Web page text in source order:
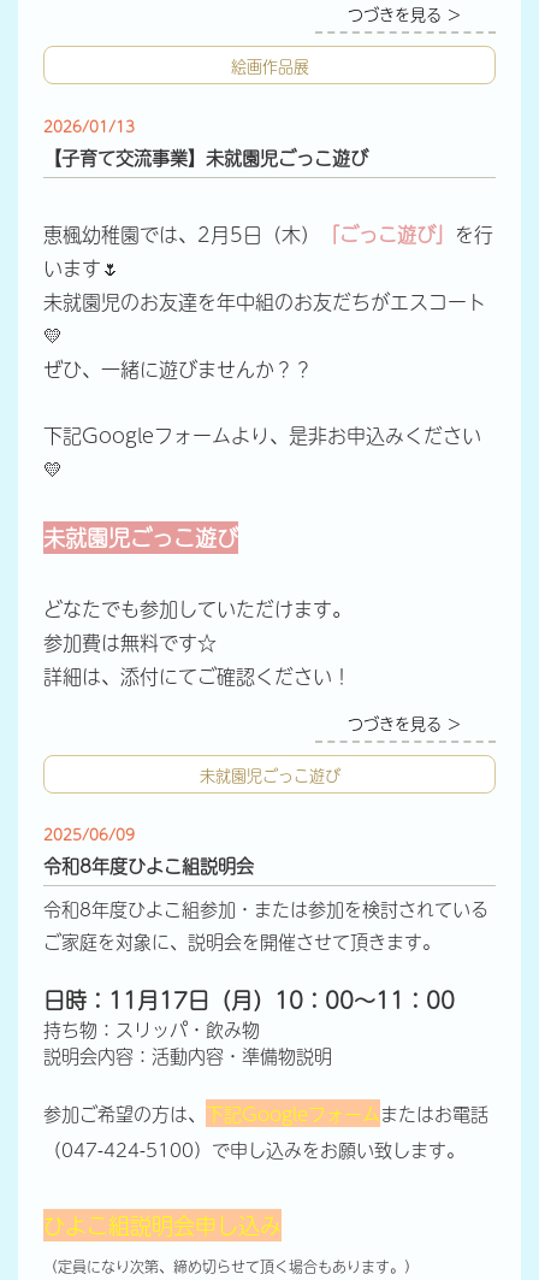
つづきを見る ＞
絵画作品展
2026/01/13
【子育て交流事業】未就園児ごっこ遊び
恵楓幼稚園では、2月5日（木） 「ごっこ遊び」 を行
います🌷
未就園児のお友達を年中組のお友だちがエスコート
💛
ぜひ、一緒に遊びませんか？？
下記Googleフォームより、是非お申込みください
💛
未就園児ごっこ遊び
どなたでも参加していただけます。
参加費は無料です☆
詳細は、添付にてご確認ください！
つづきを見る ＞
未就園児ごっこ遊び
2025/06/09
令和8年度ひよこ組説明会
令和8年度ひよこ組参加・または参加を検討されている
ご家庭を対象に、説明会を開催させて頂きます。
日時：11月17日（月）10：00～11：00
持ち物：スリッパ・飲み物
説明会内容：活動内容・準備物説明
参加ご希望の方は、 下記Googleフォームまたはお電話
（047-424-5100）で申し込みをお願い致します。
ひよこ組説明会申し込み
（定員になり次第、締め切らせて頂く場合もあります。）